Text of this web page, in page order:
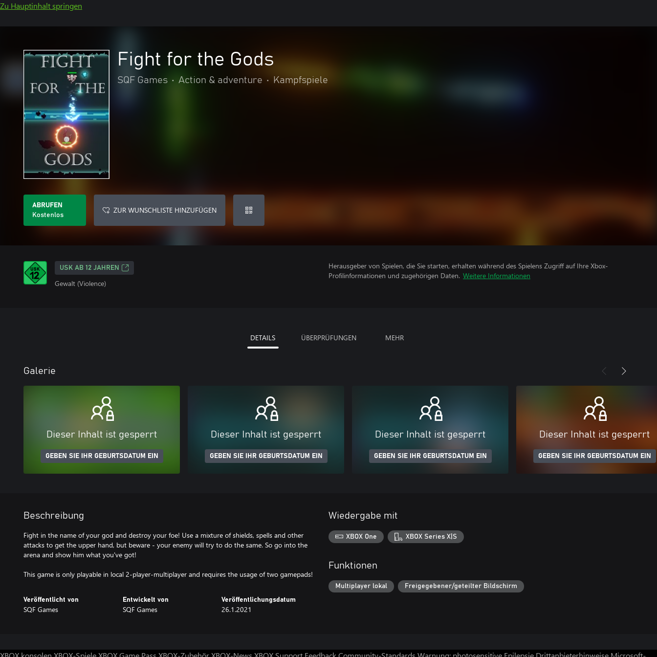
Zu Hauptinhalt springen
Fight for the Gods
SQF Games • Action & adventure • Kampfspiele
ABRUFEN
Kostenlos
ZUR WUNSCHLISTE HINZUFÜGEN
USK AB 12 JAHREN
Gewalt (Violence)
Herausgeber von Spielen, die Sie starten, erhalten während des Spielens Zugriff auf Ihre Xbox-
Profilinformationen und zugehörigen Daten. Weitere Informationen
DETAILS ÜBERPRÜFUNGEN MEHR
Galerie
Dieser Inhalt ist gesperrt
GEBEN SIE IHR GEBURTSDATUM EIN
Dieser Inhalt ist gesperrt
GEBEN SIE IHR GEBURTSDATUM EIN
Dieser Inhalt ist gesperrt
GEBEN SIE IHR GEBURTSDATUM EIN
Dieser Inhalt ist gesperrt
GEBEN SIE IHR GEBURTSDATUM EIN
Beschreibung
Fight in the name of your god and destroy your foe! Use a mixture of shields, spells and other
attacks to get the upper hand, but beware - your enemy will try to do the same. So go into the
arena and show him what you've got!
This game is only playable in local 2-player-multiplayer and requires the usage of two gamepads!
Veröffentlicht von
SQF Games
Entwickelt von
SQF Games
Veröffentlichungsdatum
26.1.2021
Wiedergabe mit
XBOX One XBOX Series X|S
Funktionen
Multiplayer lokal Freigegebener/geteilter Bildschirm